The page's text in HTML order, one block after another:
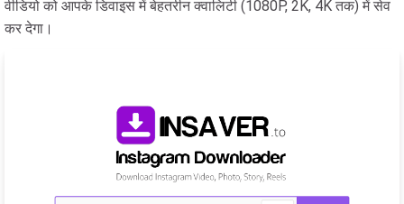
वीडियो को आपके डिवाइस में बेहतरीन क्वालिटी (1080P, 2K, 4K तक) में सेव
कर देगा।